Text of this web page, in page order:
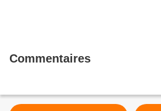
Commentaires